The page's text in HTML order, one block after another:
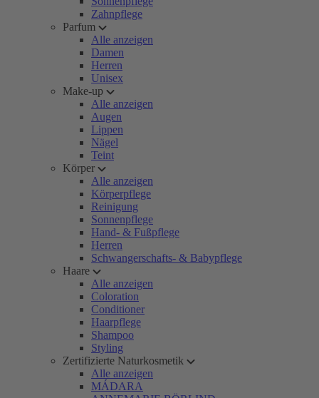
Zahnpflege
Parfum
Alle anzeigen
Damen
Herren
Unisex
Make-up
Alle anzeigen
Augen
Lippen
Nägel
Teint
Körper
Alle anzeigen
Körperpflege
Reinigung
Sonnenpflege
Hand- & Fußpflege
Herren
Schwangerschafts- & Babypflege
Haare
Alle anzeigen
Coloration
Conditioner
Haarpflege
Shampoo
Styling
Zertifizierte Naturkosmetik
Alle anzeigen
MÁDARA